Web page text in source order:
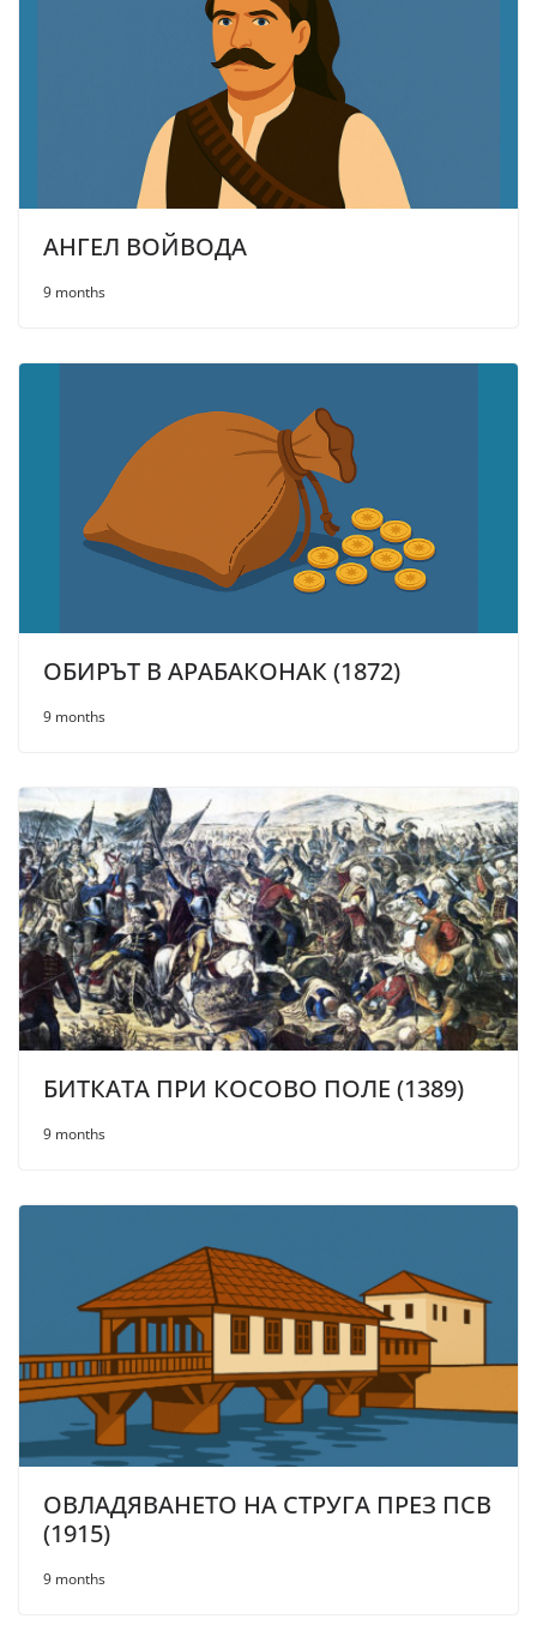
АНГЕЛ ВОЙВОДА
9 months
ОБИРЪТ В АРАБАКОНАК (1872)
9 months
БИТКАТА ПРИ КОСОВО ПОЛЕ (1389)
9 months
ОВЛАДЯВАНЕТО НА СТРУГА ПРЕЗ ПСВ
(1915)
9 months